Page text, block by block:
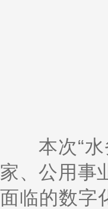
本次“水
家、公用事
面临的数字